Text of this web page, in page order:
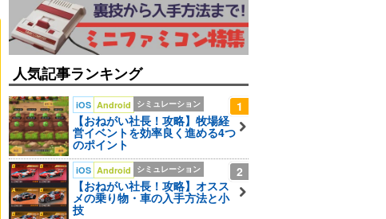
人気記事ランキング
1
iOS Android シミュレーション
【おねがい社長！攻略】牧場経
営イベントを効率良く進める4つ
のポイント
2
iOS Android シミュレーション
【おねがい社長！攻略】オスス
メの乗り物・車の入手方法と小
技